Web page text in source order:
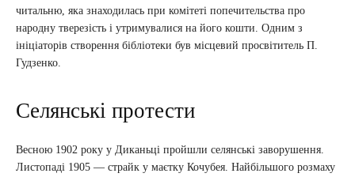
читальню, яка знаходилась при комітеті попечительства про
народну тверезість і утримувалися на його кошти. Одним з
ініціаторів створення бібліотеки був місцевий просвітитель П.
Гудзенко.
Селянські протести
Весною 1902 року у Диканьці пройшли селянські заворушення.
Листопаді 1905 — страйк у маєтку Кочубея. Найбільшого розмаху